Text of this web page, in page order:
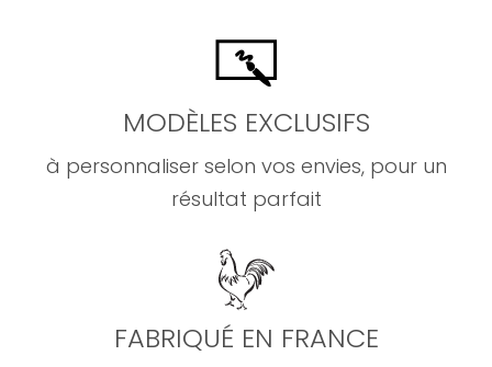
MODÈLES EXCLUSIFS
à personnaliser selon vos envies, pour un
résultat parfait
FABRIQUÉ EN FRANCE